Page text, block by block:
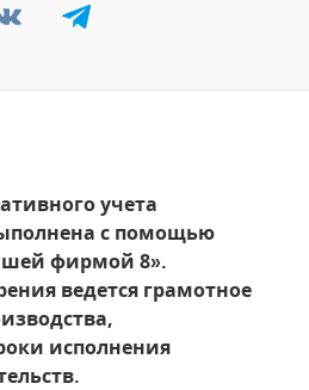
учета
с помощью
фирмой 8».
ведется грамотное
исполнения